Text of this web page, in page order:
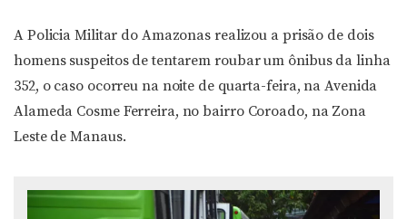
A Policia Militar do Amazonas realizou a prisão de dois
homens suspeitos de tentarem roubar um ônibus da linha
352, o caso ocorreu na noite de quarta-feira, na Avenida
Alameda Cosme Ferreira, no bairro Coroado, na Zona
Leste de Manaus.